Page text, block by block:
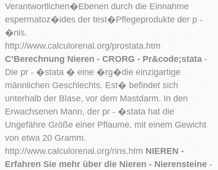
Verantwortlichen�Ebenen durch die Einnahme
espermatoz�ides der test�Pflegeprodukte der p -
�nis.
http://www.calculorenal.org/prostata.htm
C’Berechnung Nieren - CRORG - Pr&code;stata -
Die pr - �stata � eine �rg�die einzigartige
männlichen Geschlechts. Est� befindet sich
unterhalb der Blase, vor dem Mastdarm. In den
Erwachsenen Mann, der pr - �stata hat die
Ungefähre Größe einer Pflaume, mit einem Gewicht
von etwa 20 Gramm.
http://www.calculorenal.org/rins.htm NIEREN -
Erfahren Sie mehr über die Nieren - Nierensteine -